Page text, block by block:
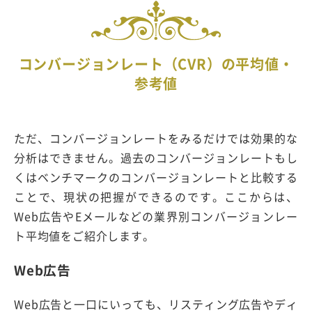
コンバージョンレート（CVR）の平均値・
参考値
ただ、コンバージョンレートをみるだけでは効果的な
分析はできません。過去のコンバージョンレートもし
くはベンチマークのコンバージョンレートと比較する
ことで、現状の把握ができるのです。ここからは、
Web広告やEメールなどの業界別コンバージョンレー
ト平均値をご紹介します。
Web広告
Web広告と一口にいっても、リスティング広告やディ